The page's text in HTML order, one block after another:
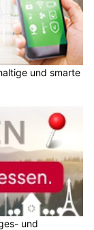
und smarte
und